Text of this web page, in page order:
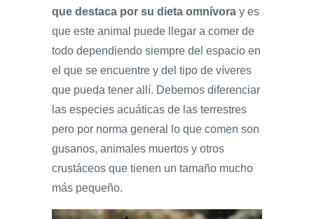
que destaca por su dieta omnívora y es
que este animal puede llegar a comer de
todo dependiendo siempre del espacio en
el que se encuentre y del tipo de víveres
que pueda tener allí. Debemos diferenciar
las especies acuáticas de las terrestres
pero por norma general lo que comen son
gusanos, animales muertos y otros
crustáceos que tienen un tamaño mucho
más pequeño.